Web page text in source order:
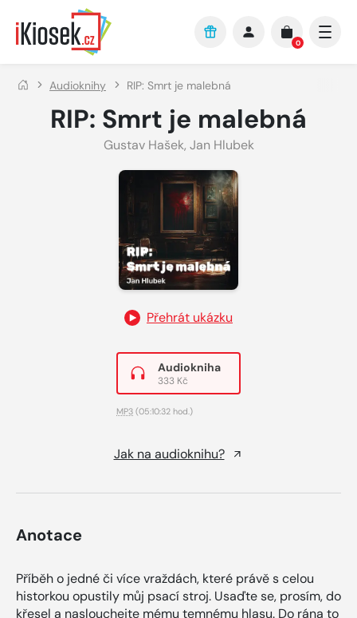
Přejít na hlavní obsah
0
Audioknihy RIP: Smrt je malebná
RIP: Smrt je malebná
Gustav Hašek, Jan Hlubek
Přehrát ukázku
Audiokniha
333 Kč
MP3 (05:10:32 hod.)
Jak na audioknihu?
Anotace
Příběh o jedné či více vraždách, které právě s celou
historkou opustily můj psací stroj. Usaďte se, prosím, do
křesel a naslouchejte mému temnému hlasu. Do rána to